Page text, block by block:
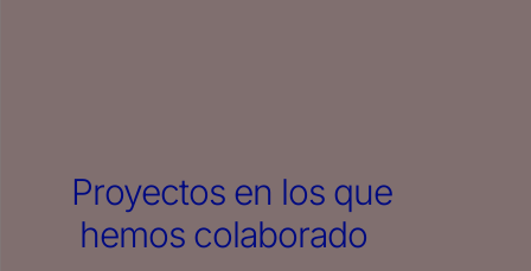
Proyectos en los que
hemos colaborado